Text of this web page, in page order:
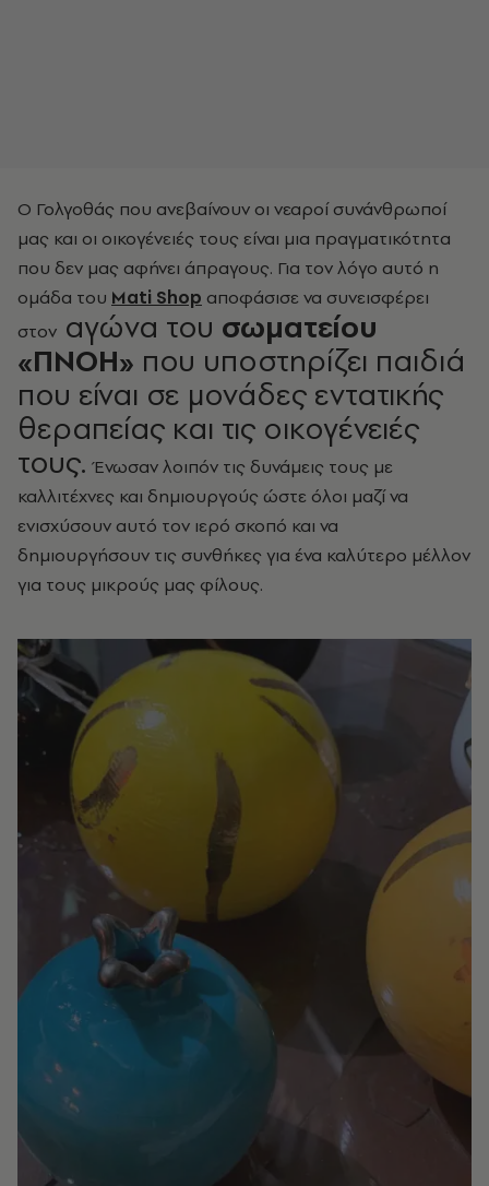
Ο Γολγοθάς που ανεβαίνουν οι νεαροί συνάνθρωποί
μας και οι οικογένειές τους είναι μια πραγματικότητα
που δεν μας αφήνει άπραγους. Για τον λόγο αυτό η
ομάδα του Mati Shop αποφάσισε να συνεισφέρει
στον αγώνα του σωματείου
«ΠΝΟΗ» που υποστηρίζει παιδιά
που είναι σε μονάδες εντατικής
θεραπείας και τις οικογένειές
τους.Ένωσαν λοιπόν τις δυνάμεις τους με
καλλιτέχνες και δημιουργούς ώστε όλοι μαζί να
ενισχύσουν αυτό τον ιερό σκοπό και να
δημιουργήσουν τις συνθήκες για ένα καλύτερο μέλλον
για τους μικρούς μας φίλους.